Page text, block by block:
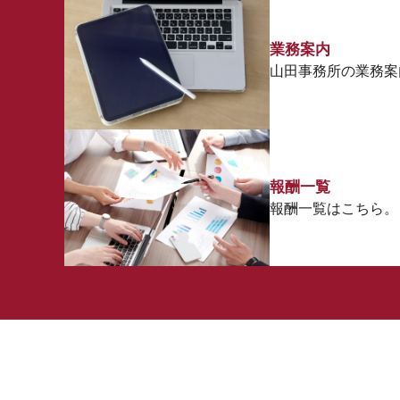
業務案内
山田事務所の業務
報酬一覧
報酬一覧はこちら。